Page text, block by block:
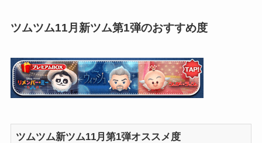
ツムツム11月新ツム第1弾のおすすめ度
ツムツム新ツム11月第1弾オススメ度